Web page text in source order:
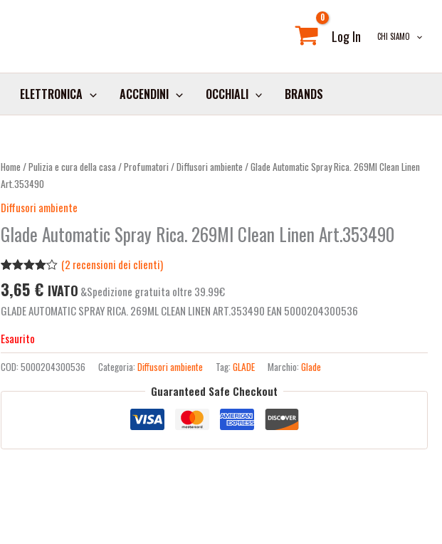
Log In CHI SIAMO
ELETTRONICA ACCENDINI OCCHIALI BRANDS
Home /Pulizia e cura della casa/Profumatori /Diffusori ambiente / Glade Automatic Spray Rica. 269Ml Clean Linen
Art.353490
Diffusori ambiente
Glade Automatic Spray Rica. 269Ml Clean Linen Art.353490
4.00su
5 su
base di
(2 recensioni dei clienti)
3,65 € IVATO &Spedizione gratuita oltre 39.99€
GLADE AUTOMATIC SPRAY RICA. 269ML CLEAN LINEN ART.353490 EAN 5000204300536
Esaurito
COD:5000204300536 Categoria:Diffusori ambiente Tag:GLADE Marchio:Glade
Guaranteed Safe Checkout